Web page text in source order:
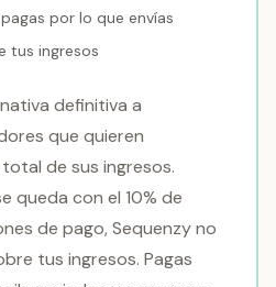
por lo que envías
tus ingresos
definitiva a
que quieren
de sus ingresos.
queda con el 10% de
de pago, Sequenzy no
tus ingresos. Pagas